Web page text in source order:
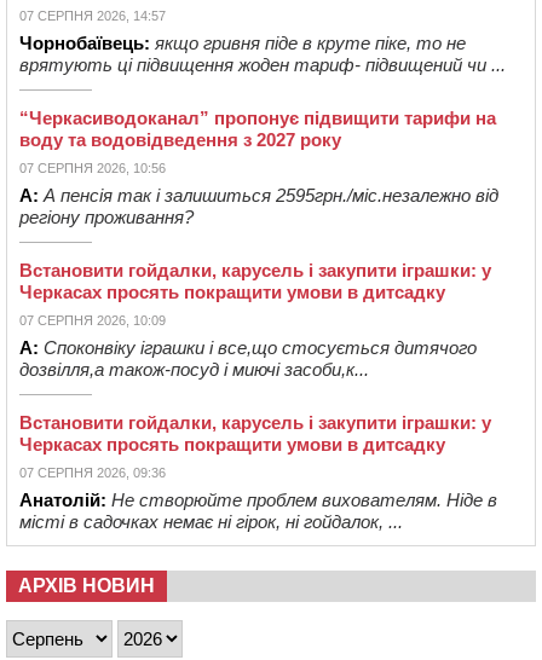
07 СЕРПНЯ 2026, 14:57
Чорнобаївець: якщо гривня піде в круте піке, то не
врятують ці підвищення жоден тариф- підвищений чи ...
“Черкасиводоканал” пропонує підвищити тарифи на
воду та водовідведення з 2027 року
07 СЕРПНЯ 2026, 10:56
А: А пенсія так і залишиться 2595грн./міс.незалежно від
регіону проживання?
Встановити гойдалки, карусель і закупити іграшки: у
Черкасах просять покращити умови в дитсадку
07 СЕРПНЯ 2026, 10:09
А: Споконвіку іграшки і все,що стосується дитячого
дозвілля,а також-посуд і миючі засоби,к...
Встановити гойдалки, карусель і закупити іграшки: у
Черкасах просять покращити умови в дитсадку
07 СЕРПНЯ 2026, 09:36
Анатолій: Не створюйте проблем вихователям. Ніде в
місті в садочках немає ні гірок, ні гойдалок, ...
АРХІВ НОВИН